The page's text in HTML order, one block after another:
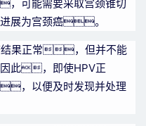
可能需要采取宫颈锥切
展为宫颈癌。
果正常，但并不能
此，即使HPV正
，以便及时发现并处理